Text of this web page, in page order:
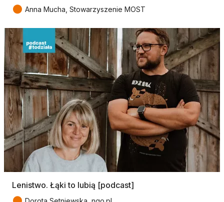
● Anna Mucha, Stowarzyszenie MOST
Lenistwo. Łąki to lubią [podcast]